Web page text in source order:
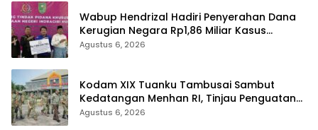
Wabup Hendrizal Hadiri Penyerahan Dana
Kerugian Negara Rp1,86 Miliar Kasus
Korupsi BPR Indra Arta
Agustus 6, 2026
Kodam XIX Tuanku Tambusai Sambut
Kedatangan Menhan RI, Tinjau Penguatan
Yonif TP di Bengkalis dan Kampar
Agustus 6, 2026